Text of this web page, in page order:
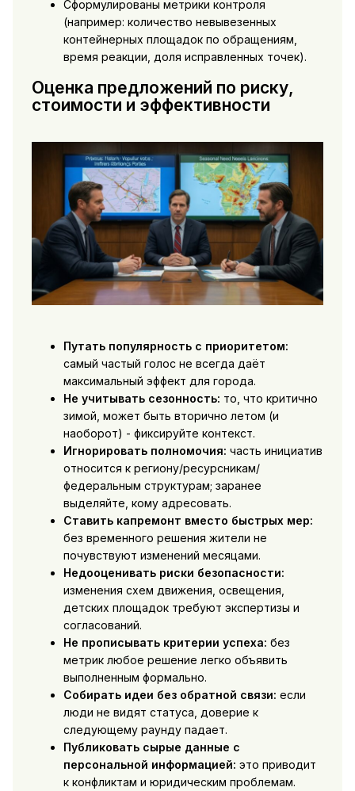
Сформулированы метрики контроля
(например: количество невывезенных
контейнерных площадок по обращениям,
время реакции, доля исправленных точек).
Оценка предложений по риску,
стоимости и эффективности
Путать популярность с приоритетом:
самый частый голос не всегда даёт
максимальный эффект для города.
Не учитывать сезонность: то, что критично
зимой, может быть вторично летом (и
наоборот) - фиксируйте контекст.
Игнорировать полномочия: часть инициатив
относится к региону/ресурсникам/
федеральным структурам; заранее
выделяйте, кому адресовать.
Ставить капремонт вместо быстрых мер:
без временного решения жители не
почувствуют изменений месяцами.
Недооценивать риски безопасности:
изменения схем движения, освещения,
детских площадок требуют экспертизы и
согласований.
Не прописывать критерии успеха: без
метрик любое решение легко объявить
выполненным формально.
Собирать идеи без обратной связи: если
люди не видят статуса, доверие к
следующему раунду падает.
Публиковать сырые данные с
персональной информацией: это приводит
к конфликтам и юридическим проблемам.